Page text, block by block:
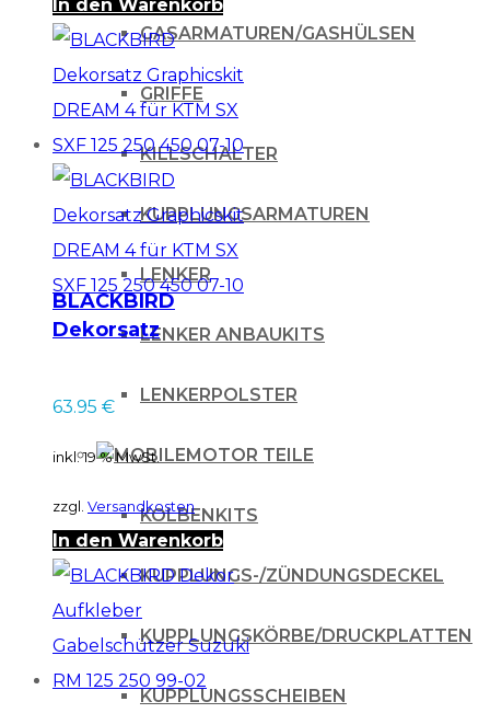
GASARMATUREN/GASHÜLSEN
GRIFFE
KILLSCHALTER
KUPPLUNGSARMATUREN
LENKER
LENKER ANBAUKITS
LENKERPOLSTER
MOTOR TEILE
KOLBENKITS
KUPPLUNGS-/ZÜNDUNGSDECKEL
KUPPLUNGSKÖRBE/DRUCKPLATTEN
KUPPLUNGSSCHEIBEN
In den Warenkorb
BLACKBIRD
Dekorsatz
4 für KTM SX SXF
125 250 450 07-10
63.95 €
inkl. 19 % MwSt.
zzgl. Versandkosten
In den Warenkorb